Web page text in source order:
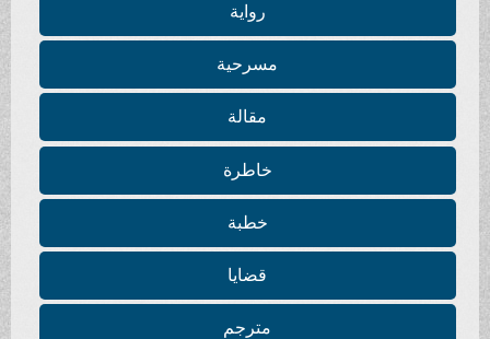
رواية
مسرحية
مقالة
خاطرة
خطبة
قضايا
مترجم